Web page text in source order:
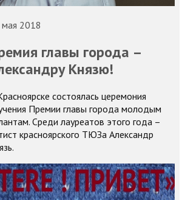
2018
главы города –
Князю!
состоялась церемония
Премии главы города молодым
Среди лауреатов этого года –
красноярского ТЮЗа Александр